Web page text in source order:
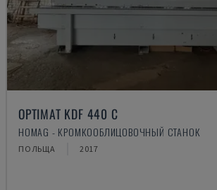
OPTIMAT KDF 440 C
HOMAG - КРОМКООБЛИЦОВОЧНЫЙ СТАНОК
ПОЛЬЩА 2017